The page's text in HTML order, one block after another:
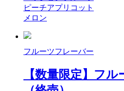
ピーチアプリコット
メロン
フルーツフレーバー
【数量限定】フ